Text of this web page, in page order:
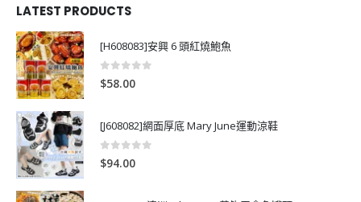
LATEST PRODUCTS
[H608083]安興 6 頭紅燒鮑魚
0out of 5
$58.00
[J608082]網面厚底 Mary June運動涼鞋
0
$94.00